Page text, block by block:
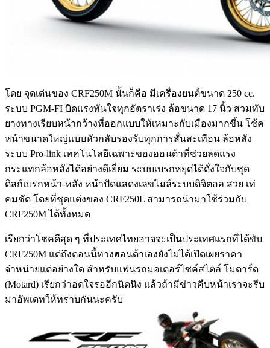
โดย จุดเด่นของ CRF250M นั้นก็คือ มีเครื่องยนต์ขนาด 250 cc.
ระบบ PGM-FI บิดแรงทันใจทุกอัตราเร่ง ล้อขนาด 17 นิ้ว สวมทับ
ยางทางเรียบหน้ากว้างที่ออกแบบให้เหมาะกับเมืองมากขึ้น โช้ค
หน้าขนาดใหญ่แบบหัวกลับรองรับทุกการสั่นสะเทือน ล้อหลัง
ระบบ Pro-link เทคโนโลยีเฉพาะของฮอนด้าที่ช่วยลดแรง
กระแทกล้อหลังได้อย่างดีเยี่ยม ระบบเบรกหยุดได้ดั่งใจกับชุด
ดิสก์เบรกหน้า-หลัง หน้าปัดแสดงเลขไมล์ระบบดิจิตอล สวย เท่
คมชัด โดยที่ชุดแต่งของ CRF250L สามารถนำมาใช้ร่วมกับ
CRF250M ได้ทั้งหมด
เรียกว่าโชคดีสุด ๆ ที่ประเทศไทยอาจจะเป็นประเทศแรกที่ได้ขับ
CRF250M แต่ถึงตอนนี้ทางฮอนด้าเองยังไม่ได้เปิดเผยราคา
จำหน่ายแต่อย่างใด สำหรับแฟนรถมอเตอร์ไซค์สไตล์ โมตาร์ด
(Motard) เรียกว่าอดใจรออีกนิดนึง แล้วถ้ามีข่าวคืบหน้าเราจะรีบ
มาอัพเดทให้ทราบกันนะครับ